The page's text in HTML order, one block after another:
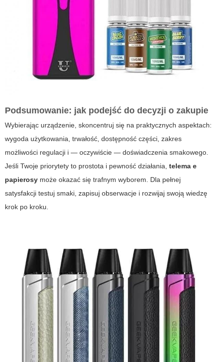
Podsumowanie: jak podejść do decyzji o zakupie
Wybierając urządzenie, skoncentruj się na praktycznych aspektach:
wygoda użytkowania, trwałość, dostępność części, zakres
możliwości regulacji i — oczywiście — doświadczenia smakowego.
Jeśli Twoje priorytety to prostota i pewność działania, telema e
papierosy może okazać się trafnym wyborem. Dla pełnej
satysfakcji testuj smaki, zapisuj obserwacje i rozwijaj swoją wiedzę
krok po kroku.